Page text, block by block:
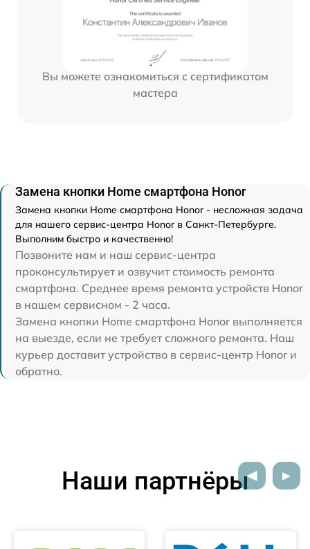
Вы можете ознакомиться с сертификатом
мастера
Замена кнопки Home смартфона Honor
Замена кнопки Home смартфона Honor - несложная задача
для нашего сервис-центра Honor в Санкт-Петербурге.
Выполним быстро и качественно!
Позвоните нам и наш сервис-центра
проконсультирует и озвучит стоимость ремонта
смартфона. Среднее время ремонта устройств Honor
в нашем сервисном - 2 часа.
Замена кнопки Home смартфона Honor выполняется
на выезде, если не требует сложного ремонта. Наш
курьер доставит устройство в сервис-центр Honor и
обратно.
Наши партнёры